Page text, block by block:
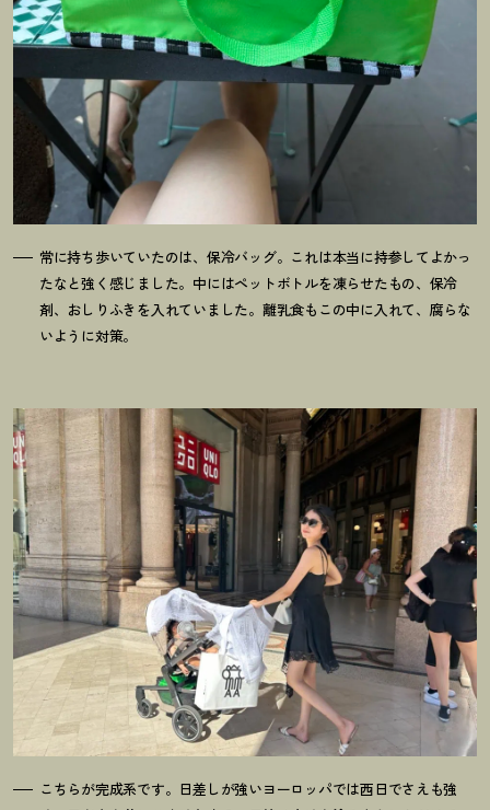
常に持ち歩いていたのは、保冷バッグ。これは本当に持参してよかっ
たなと強く感じました。中にはペットボトルを凍らせたもの、保冷
剤、おしりふきを入れていました。離乳食もこの中に入れて、腐らな
いように対策。
こちらが完成系です。日差しが強いヨーロッパでは西日でさえも強